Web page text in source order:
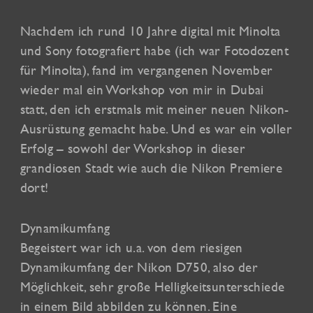
Nachdem ich rund 10 Jahre digital mit Minolta
und Sony fotografiert habe (ich war Fotodozent
für Minolta), fand im vergangenen November
wieder mal ein Workshop von mir in Dubai
statt, den ich erstmals mit meiner neuen Nikon-
Ausrüstung gemacht habe. Und es war ein voller
Erfolg – sowohl der Workshop in dieser
grandiosen Stadt wie auch die Nikon Premiere
dort!
Dynamikumfang
Begeistert war ich u.a. von dem riesigen
Dynamikumfang der Nikon D750, also der
Möglichkeit, sehr große Helligkeitsunterschiede
in einem Bild abbilden zu können. Eine